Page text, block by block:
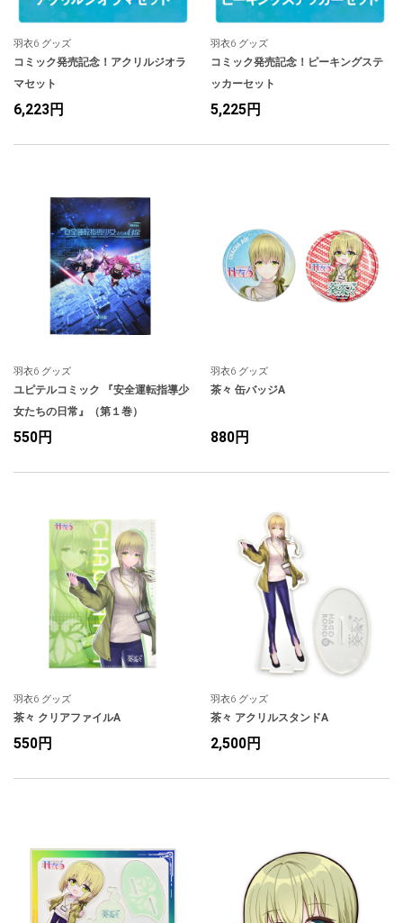
羽衣6 グッズ
コミック発売記念！アクリルジオラ
マセット
6,223円
羽衣6 グッズ
コミック発売記念！ピーキングステ
ッカーセット
5,225円
羽衣6 グッズ
ユピテルコミック 『安全運転指導少
女たちの日常』（第１巻）
550円
羽衣6 グッズ
茶々 缶バッジA
880円
羽衣6 グッズ
茶々 クリアファイルA
550円
羽衣6 グッズ
茶々 アクリルスタンドA
2,500円